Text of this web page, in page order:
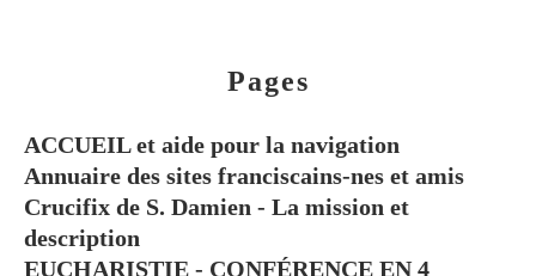
Pages
ACCUEIL et aide pour la navigation
Annuaire des sites franciscains-nes et amis
Crucifix de S. Damien - La mission et
description
EUCHARISTIE - CONFÉRENCE EN 4